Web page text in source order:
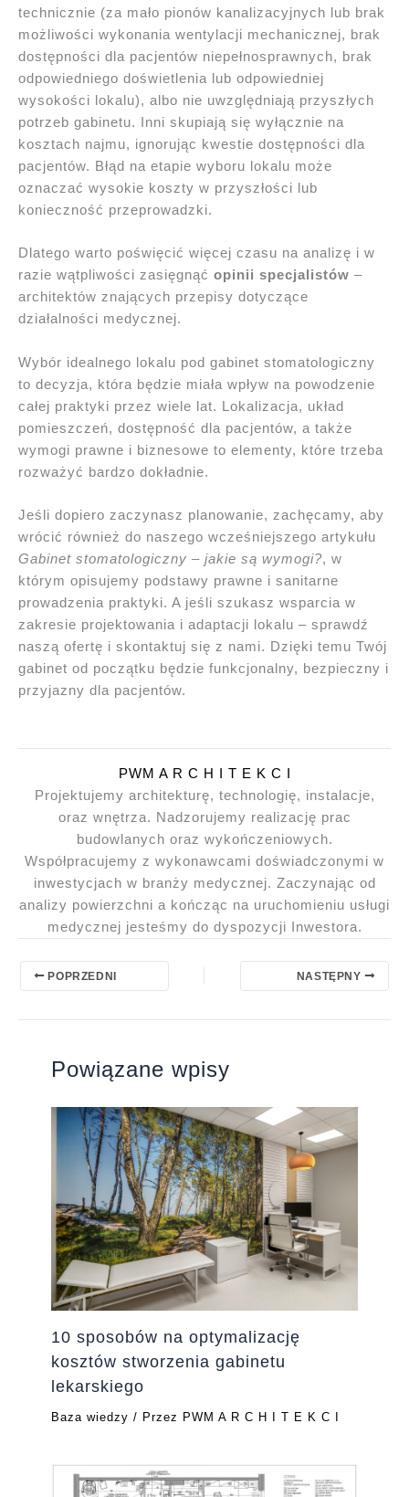
technicznie (za mało pionów kanalizacyjnych lub brak
możliwości wykonania wentylacji mechanicznej, brak
dostępności dla pacjentów niepełnosprawnych, brak
odpowiedniego doświetlenia lub odpowiedniej
wysokości lokalu), albo nie uwzględniają przyszłych
potrzeb gabinetu. Inni skupiają się wyłącznie na
kosztach najmu, ignorując kwestie dostępności dla
pacjentów. Błąd na etapie wyboru lokalu może
oznaczać wysokie koszty w przyszłości lub
konieczność przeprowadzki.
Dlatego warto poświęcić więcej czasu na analizę i w
razie wątpliwości zasięgnąć opinii specjalistów –
architektów znających przepisy dotyczące
działalności medycznej.
Wybór idealnego lokalu pod gabinet stomatologiczny
to decyzja, która będzie miała wpływ na powodzenie
całej praktyki przez wiele lat. Lokalizacja, układ
pomieszczeń, dostępność dla pacjentów, a także
wymogi prawne i biznesowe to elementy, które trzeba
rozważyć bardzo dokładnie.
Jeśli dopiero zaczynasz planowanie, zachęcamy, aby
wrócić również do naszego wcześniejszego artykułu
Gabinet stomatologiczny – jakie są wymogi?, w
którym opisujemy podstawy prawne i sanitarne
prowadzenia praktyki. A jeśli szukasz wsparcia w
zakresie projektowania i adaptacji lokalu – sprawdź
naszą ofertę i skontaktuj się z nami. Dzięki temu Twój
gabinet od początku będzie funkcjonalny, bezpieczny i
przyjazny dla pacjentów.
PWM A R C H I T E K C I
Projektujemy architekturę, technologię, instalacje,
oraz wnętrza. Nadzorujemy realizację prac
budowlanych oraz wykończeniowych.
Współpracujemy z wykonawcami doświadczonymi w
inwestycjach w branży medycznej. Zaczynając od
analizy powierzchni a kończąc na uruchomieniu usługi
medycznej jesteśmy do dyspozycji Inwestora.
POPRZEDNI NASTĘPNY
Powiązane wpisy
10 sposobów na optymalizację
kosztów stworzenia gabinetu
lekarskiego
Baza wiedzy / Przez PWM A R C H I T E K C I